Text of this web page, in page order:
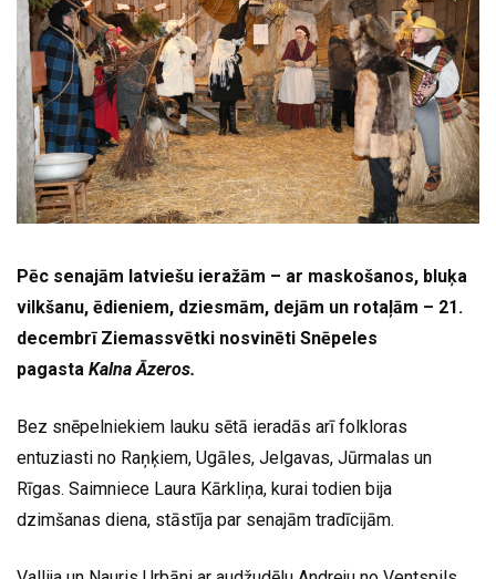
Pēc senajām latviešu ieražām – ar maskošanos, bluķa
vilkšanu, ēdieniem, dziesmām, dejām un rotaļām – 21.
decembrī Ziemassvētki nosvinēti Snēpeles
pagasta Kalna Āzeros.
Bez snēpelniekiem lauku sētā ieradās arī folkloras
entuziasti no Raņķiem, Ugāles, Jelgavas, Jūrmalas un
Rīgas. Saimniece Laura Kārkliņa, kurai todien bija
dzimšanas diena, stāstīja par senajām tradīcijām.